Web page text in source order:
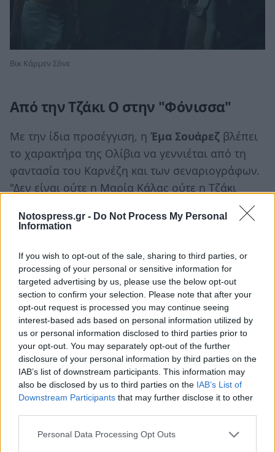
Notospress.gr - Do Not Process My Personal
Information
If you wish to opt-out of the sale, sharing to third parties, or
processing of your personal or sensitive information for
targeted advertising by us, please use the below opt-out
section to confirm your selection. Please note that after your
opt-out request is processed you may continue seeing
interest-based ads based on personal information utilized by
us or personal information disclosed to third parties prior to
your opt-out. You may separately opt-out of the further
disclosure of your personal information by third parties on the
IAB’s list of downstream participants. This information may
also be disclosed by us to third parties on the IAB’s List of
Downstream Participants that may further disclose it to other
Personal Data Processing Opt Outs
Βικ Κάρμεν Σόνε
Από την Τζάκι Ο στην "Φόνισσα"
Με την ίδια προσέγγιση, η Έμα Σουάρεζ βλέπει
το χαρακτήρα της Ολίβια να γεννιέται από τη
φαντασία του Καρνέζη και των σεναριογράφων.
"Δεν είναι ούτε η Μαρία Κάλας ούτε η Τζάκι
κάποια ντοκιμαντέρ, αλλά το έκανα γιατί ήθελα
εκεί και πέρα έμεινα πιστή στο σενάριο και στο
ρόλο μιας γυναίκας η οποία έχει καταλάβει ότι
είναι δέσμια του παρελθόντος της.
Είχε αγαπήσει τον Μάρκο, τον αγαπάει ακόμα,
αλλά τα συμφέροντα είναι τόσα πολλά, οι
εγωισμοί τόσο μεγάλοι, που καταλαβαίνει πως
όλο αυτό δεν θα τελειώσει καλά. Προσπαθεί να
προστατεύσει την Σοφία, αν και δεν είναι
βιολογική της κόρη, αλλά…".Η δική της ύβρις
δύναμη ενός άντρα και τώρα πληρώνει το